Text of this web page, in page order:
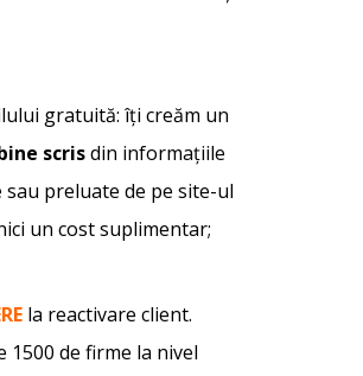
gratuită: îți creăm un
scrisdin informațiile
preluate de pe site-ul
un cost suplimentar;
la reactivare client.
1500 de firme la nivel